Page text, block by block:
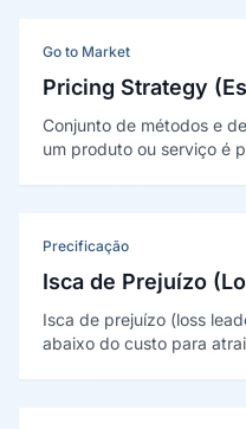
Go to Market
Pricing Strategy
Conjunto de métodos e
um produto ou serviço é
Precificação
Isca de Prejuízo
Isca de prejuízo (loss
abaixo do custo para